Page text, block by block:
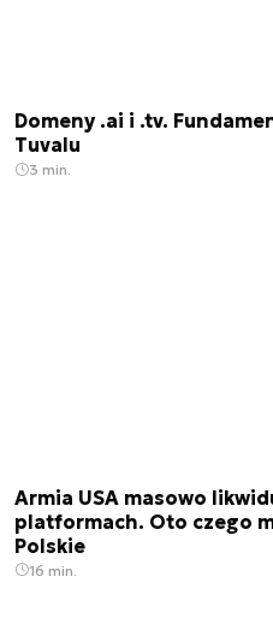
Domeny .ai i .tv.
Tuvalu
3 min.
Armia USA masowo
platformach. Oto czego
Polskie
16 min.